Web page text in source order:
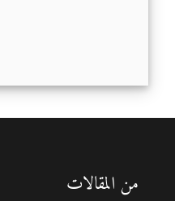
من المقالات